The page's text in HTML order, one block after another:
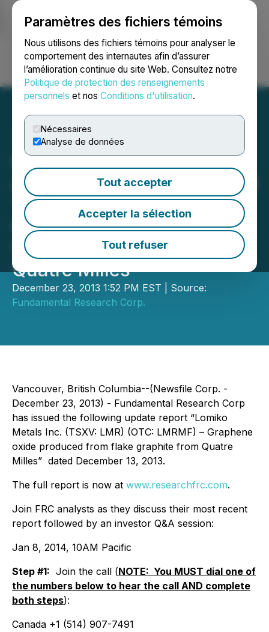
Paramètres des fichiers témoins
Nous utilisons des fichiers témoins pour analyser le
comportement des internautes afin d’assurer
l’amélioration continue du site Web. Consultez notre
Politique de protection des renseignements
personnels et nos Conditions d'utilisation.
Nécessaires
Analyse de données
Tout accepter
Accepter la sélection
Tout refuser
Ouvrir une session Recherche English
Fundamental Research
Announces Update Entitled
“Lomiko Metals Inc. -
Graphene Oxide Produced
from Flake Graphite from
Quatre Milles”
December 23, 2013 1:52 PM EST | Source:
Fundamental Research Corp.
Vancouver, British Columbia--(Newsfile Corp. -
December 23, 2013) - Fundamental Research Corp
has issued the following update report “Lomiko
Metals Inc. (TSXV: LMR) (OTC: LMRMF) – Graphene
oxide produced from flake graphite from Quatre
Milles” dated December 13, 2013.
The full report is now at www.researchfrc.com.
Join FRC analysts as they discuss their most recent
report followed by an investor Q&A session:
Jan 8, 2014, 10AM Pacific
Step #1: Join the call (NOTE: You MUST dial one of
the numbers below to hear the call AND complete
both steps):
Canada +1 (514) 907-7491